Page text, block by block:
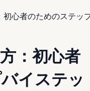
心者のためのステッ
：初心者
イステッ